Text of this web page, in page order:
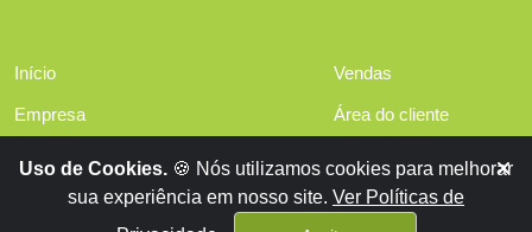
Início
Empresa
Financiamentos
Vendas
Área do cliente
Contato
Uso de Cookies. 🍪 Nós utilizamos cookies para melhorar
sua experiência em nosso site. Ver Políticas de